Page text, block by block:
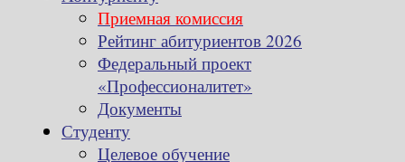
Приемная комиссия
Рейтинг абитуриентов 2026
Федеральный проект
«Профессионалитет»
Документы
Студенту
Целевое обучение